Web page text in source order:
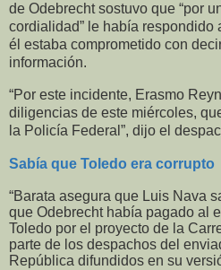
de Odebrecht sostuvo que “por
cordialidad” le había respondido
él estaba comprometido con
información.
“Por este incidente, Erasmo
diligencias de este miércoles,
la Policía Federal”, dijo el
Sabía que Toledo era corrupto
“Barata asegura que Luis Nava
que Odebrecht había pagado al
Toledo por el proyecto de la
parte de los despachos del
República difundidos en su